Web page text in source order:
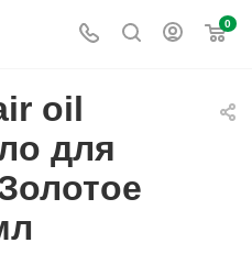
0
oil
для